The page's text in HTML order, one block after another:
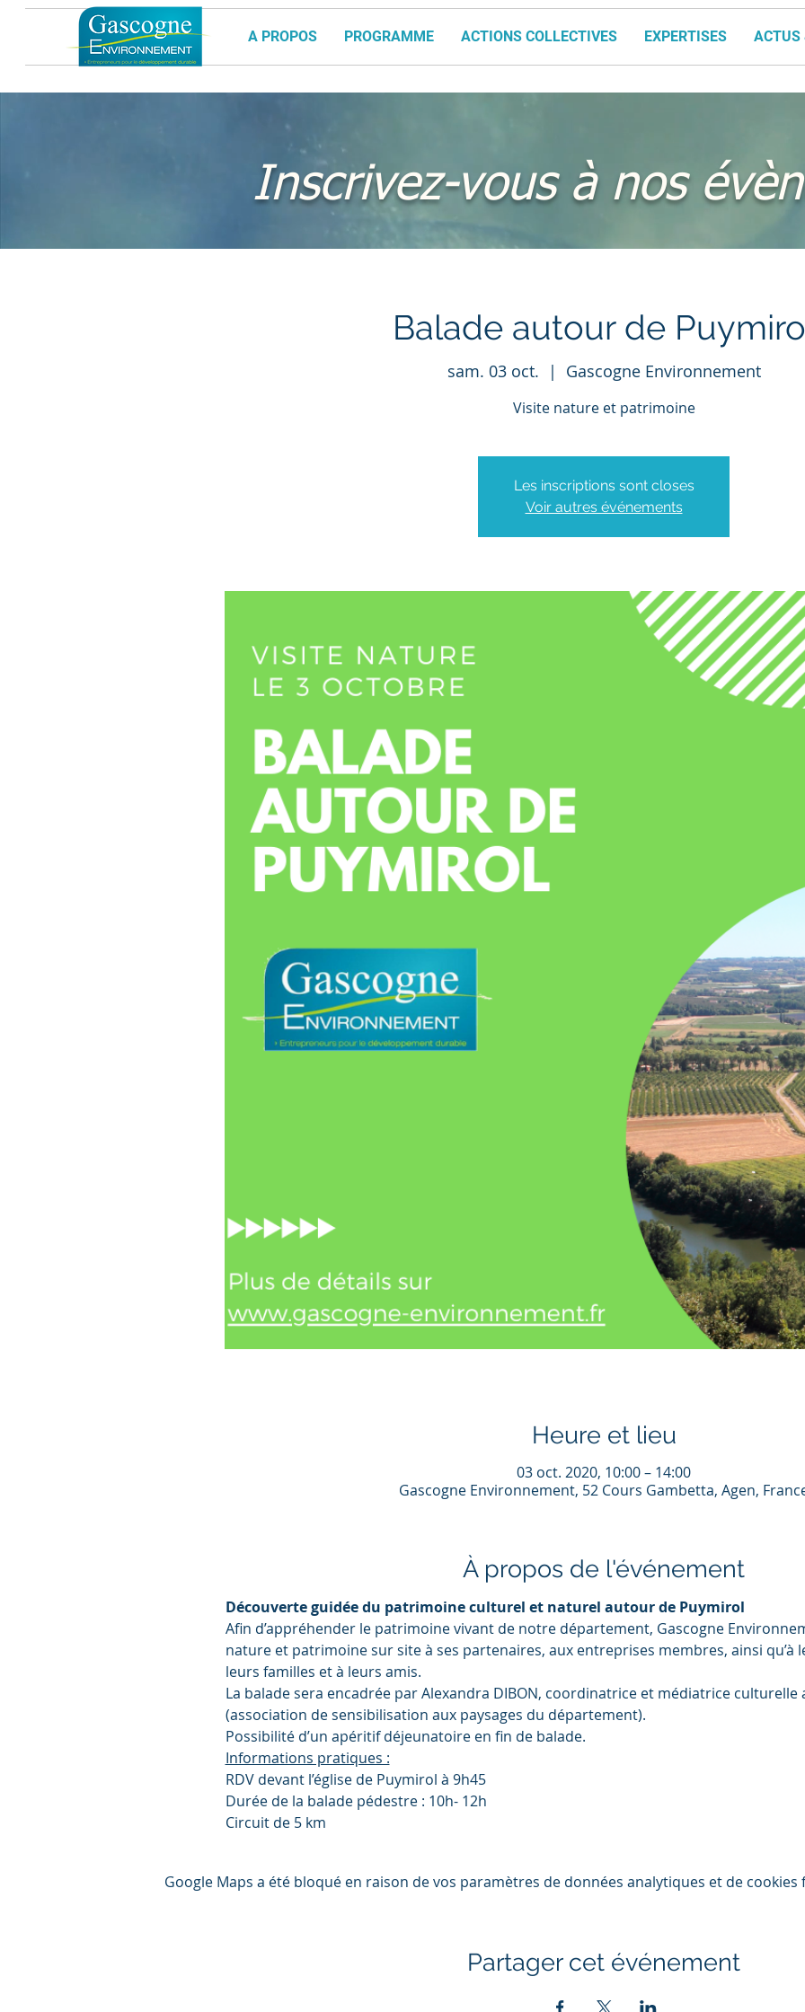
A PROPOS PROGRAMME ACTIONS COLLECTIVES EXPERTISES ACTUS
Inscrivez-vous à nos
Balade autour de
sam. 03 oct.
  |
Gascogne Environnement
Visite nature et patrimoine
Les inscriptions sont closes
Voir autres événements
Heure et lieu
03 oct. 2020, 10:00 – 14:00
Gascogne Environnement, 52 Cours Gambetta, Agen,
À propos de l'événement
Découverte guidée du patrimoine culturel et naturel autour de Puymirol
Afin d’appréhender le patrimoine vivant de notre département, Gascogne
nature et patrimoine sur site à ses partenaires, aux entreprises membres, ainsi
leurs familles et à leurs amis.
La balade sera encadrée par Alexandra DIBON, coordinatrice et médiatrice culturelle
(association de sensibilisation aux paysages du département).
Possibilité d’un apéritif déjeunatoire en fin de balade.
Informations pratiques :
RDV devant l’église de Puymirol à 9h45
Durée de la balade pédestre : 10h- 12h
Circuit de 5 km
Google Maps a été bloqué en raison de vos paramètres de données analytiques et de cookies
Partager cet événement